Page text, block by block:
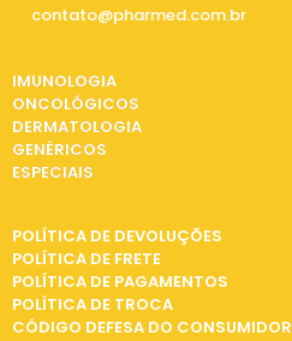
contato@pharmed.com.br
IMUNOLOGIA
ONCOLÓGICOS
DERMATOLOGIA
GENÉRICOS
ESPECIAIS
POLÍTICA DE DEVOLUÇÕES
POLÍTICA DE FRETE
POLÍTICA DE PAGAMENTOS
POLÍTICA DE TROCA
CÓDIGO DEFESA DO CONSUMIDOR